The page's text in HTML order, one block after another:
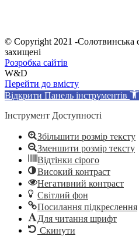
© Copyright 2021 -Солотвинська
захищені
Розробка сайтів
W&D
Перейти до вмісту
Відкрити Панель інструментів
Інструмент Доступності
Збільшити розмір тексту
Зменшити розмір тексту
Відтінки сірого
Високий контраст
Негативний контраст
Світлий фон
Посилання підкреслення
Для читання шрифт
Скинути